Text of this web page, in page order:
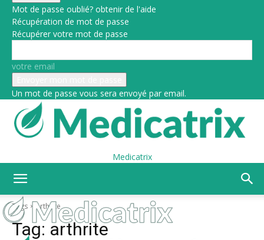
Mot de passe oublié? obtenir de l'aide
Récupération de mot de passe
Récupérer votre mot de passe
votre email
Un mot de passe vous sera envoyé par email.
Medicatrix
Tags Arthrite
Tag: arthrite